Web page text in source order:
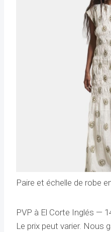
Paire et échelle de robe
PVP à El Corte Inglés —
Le prix peut varier. Nous